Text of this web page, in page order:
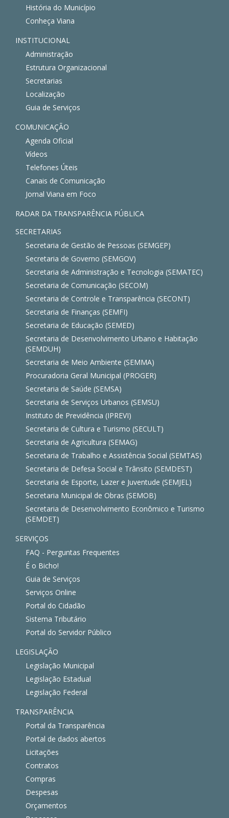
História do Município
Conheça Viana
INSTITUCIONAL
Administração
Estrutura Organizacional
Secretarias
Localização
Guia de Serviços
COMUNICAÇÃO
Agenda Oficial
Vídeos
Telefones Úteis
Canais de Comunicação
Jornal Viana em Foco
RADAR DA TRANSPARÊNCIA PÚBLICA
SECRETARIAS
Secretaria de Gestão de Pessoas (SEMGEP)
Secretaria de Governo (SEMGOV)
Secretaria de Administração e Tecnologia (SEMATEC)
Secretaria de Comunicação (SECOM)
Secretaria de Controle e Transparência (SECONT)
Secretaria de Finanças (SEMFI)
Secretaria de Educação (SEMED)
Secretaria de Desenvolvimento Urbano e Habitação
(SEMDUH)
Secretaria de Meio Ambiente (SEMMA)
Procuradoria Geral Municipal (PROGER)
Secretaria de Saúde (SEMSA)
Secretaria de Serviços Urbanos (SEMSU)
Instituto de Previdência (IPREVI)
Secretaria de Cultura e Turismo (SECULT)
Secretaria de Agricultura (SEMAG)
Secretaria de Trabalho e Assistência Social (SEMTAS)
Secretaria de Defesa Social e Trânsito (SEMDEST)
Secretaria de Esporte, Lazer e Juventude (SEMJEL)
Secretaria Municipal de Obras (SEMOB)
Secretaria de Desenvolvimento Econômico e Turismo
(SEMDET)
SERVIÇOS
FAQ - Perguntas Frequentes
É o Bicho!
Guia de Serviços
Serviços Online
Portal do Cidadão
Sistema Tributário
Portal do Servidor Público
LEGISLAÇÃO
Legislação Municipal
Legislação Estadual
Legislação Federal
TRANSPARÊNCIA
Portal da Transparência
Portal de dados abertos
Licitações
Contratos
Compras
Despesas
Orçamentos